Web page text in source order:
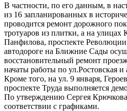
В частности, по его данным, в
из 16 запланированных в
проводится ремонт дорожного
тротуаров из плитки, а на
Панфилова, проспекте
автодороге на Ближние Сады
восстановительный ремонт
начаты работы по ул.Ростовская
Кроме того, на ул. 9 января,
проспекте Труда выполняется
По утверждению Сергея
соответствии с графиками.